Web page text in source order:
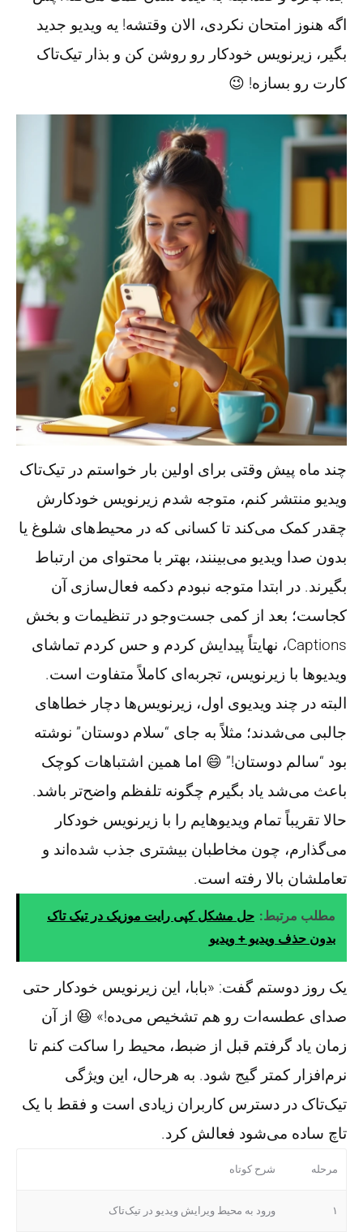
اگه هنوز امتحان نکردی، الان وقتشه! یه ویدیو جدید
بگیر، زیرنویس خودکار رو روشن کن و بذار تیک‌تاک
کارت رو بسازه! 😉
چند ماه پیش وقتی برای اولین بار خواستم در تیک‌تاک
ویدیو منتشر کنم، متوجه شدم زیرنویس خودکارش
چقدر کمک می‌کند تا کسانی که در محیط‌های شلوغ یا
بدون صدا ویدیو می‌بینند، بهتر با محتوای من ارتباط
بگیرند. در ابتدا متوجه نبودم دکمه فعال‌سازی آن
کجاست؛ بعد از کمی جست‌وجو در تنظیمات و بخش
Captions، نهایتاً پیدایش کردم و حس کردم تماشای
ویدیوها با زیرنویس، تجربه‌ای کاملاً متفاوت است.
البته در چند ویدیوی اول، زیرنویس‌ها دچار خطاهای
جالبی می‌شدند؛ مثلاً به جای “سلام دوستان” نوشته
بود “سالم دوستان!” 😄 اما همین اشتباهات کوچک
باعث می‌شد یاد بگیرم چگونه تلفظم واضح‌تر باشد.
حالا تقریباً تمام ویدیوهایم را با زیرنویس خودکار
می‌گذارم، چون مخاطبان بیشتری جذب شده‌اند و
تعاملشان بالا رفته است.
مطلب مرتبط: حل مشکل کپی رایت موزیک در تیک تاک
بدون حذف ویدیو + ویدیو
یک روز دوستم گفت: «بابا، این زیرنویس خودکار حتی
صدای عطسه‌ات رو هم تشخیص می‌ده!» 😆 از آن
زمان یاد گرفتم قبل از ضبط، محیط را ساکت کنم تا
نرم‌افزار کمتر گیج شود. به هرحال، این ویژگی
تیک‌تاک در دسترس کاربران زیادی است و فقط با یک
تاچ ساده می‌شود فعالش کرد.
مرحله شرح کوتاه
۱ ورود به محیط ویرایش ویدیو در تیک‌تاک